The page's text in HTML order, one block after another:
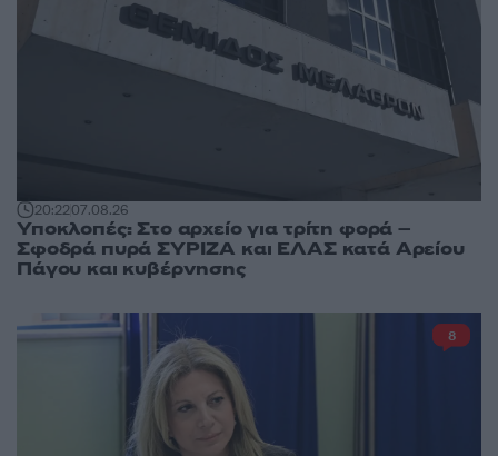
20:2207.08.26
Υποκλοπές: Στο αρχείο για τρίτη φορά –
Σφοδρά πυρά ΣΥΡΙΖΑ και ΕΛΑΣ κατά Αρείου
Πάγου και κυβέρνησης
8